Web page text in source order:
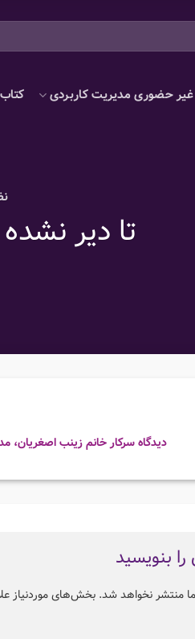
حضوری مدیریت کاربردی
تا دیر
دیدگاه سرکار خانم زینب اصغریان،
بنویسید
منتشر نخواهد شد. بخش‌های موردنیاز